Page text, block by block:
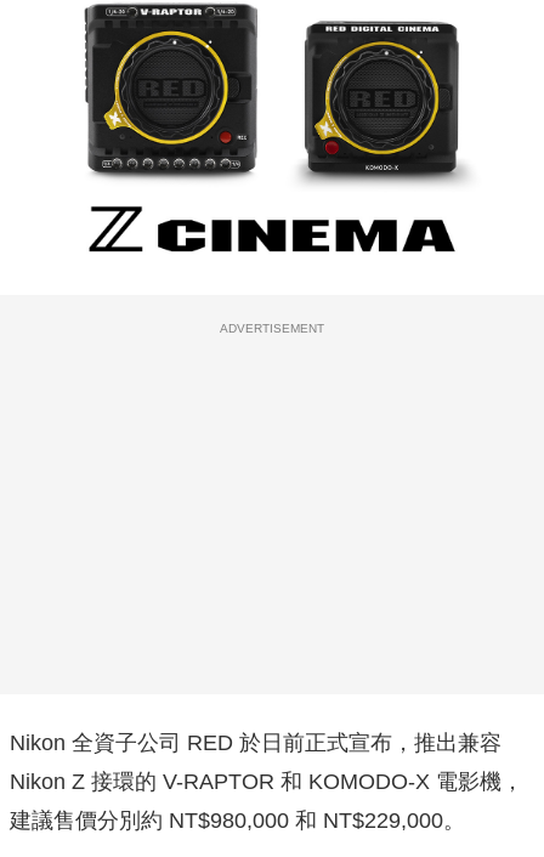
ADVERTISEMENT
Nikon 全資子公司 RED 於日前正式宣布，推出兼容
Nikon Z 接環的 V-RAPTOR 和 KOMODO-X 電影機，
建議售價分別約 NT$980,000 和 NT$229,000。